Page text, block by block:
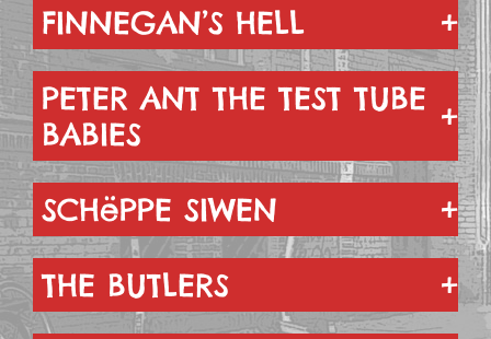
FINNEGAN’S HELL
PETER ANT THE TEST TUBE
BABIES
SCHëPPE SIWEN
THE BUTLERS